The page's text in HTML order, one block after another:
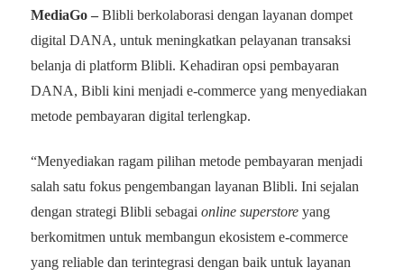
MediaGo – Blibli berkolaborasi dengan layanan dompet
digital DANA, untuk meningkatkan pelayanan transaksi
belanja di platform Blibli. Kehadiran opsi pembayaran
DANA, Bibli kini menjadi e-commerce yang menyediakan
metode pembayaran digital terlengkap.
“Menyediakan ragam pilihan metode pembayaran menjadi
salah satu fokus pengembangan layanan Blibli. Ini sejalan
dengan strategi Blibli sebagai online superstore yang
berkomitmen untuk membangun ekosistem e-commerce
yang reliable dan terintegrasi dengan baik untuk layanan